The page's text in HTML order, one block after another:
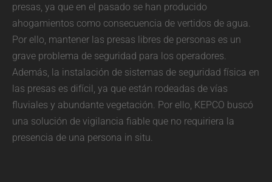
presas, ya que en el pasado se han producido
ahogamientos como consecuencia de vertidos de agua.
Por ello, mantener las presas libres de personas es un
grave problema de seguridad para los operadores.
Además, la instalación de sistemas de seguridad física en
las presas es difícil, ya que están rodeadas de vías
fluviales y abundante vegetación. Por ello, KEPCO buscó
una solución de vigilancia fiable que no requiriera la
presencia de una persona in situ.